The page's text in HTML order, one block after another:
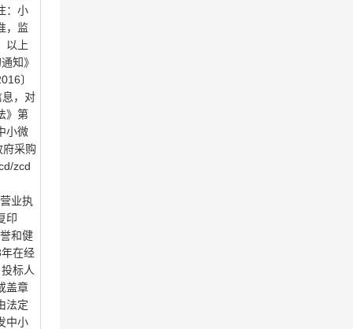
：小
，监
以上
知》
〕
息，对
》第
小微
府采购
zcd
业执
印
和健
在经
标人
盖章
法定
中小